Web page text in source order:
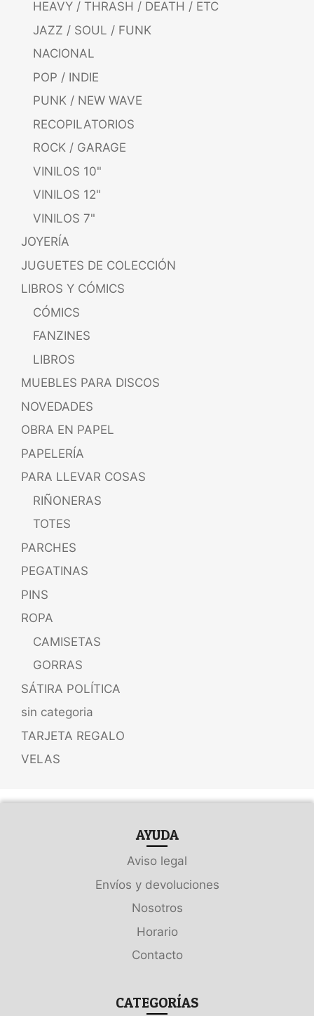
HEAVY / THRASH / DEATH / ETC
JAZZ / SOUL / FUNK
NACIONAL
POP / INDIE
PUNK / NEW WAVE
RECOPILATORIOS
ROCK / GARAGE
VINILOS 10"
VINILOS 12"
VINILOS 7"
JOYERÍA
JUGUETES DE COLECCIÓN
LIBROS Y CÓMICS
CÓMICS
FANZINES
LIBROS
MUEBLES PARA DISCOS
NOVEDADES
OBRA EN PAPEL
PAPELERÍA
PARA LLEVAR COSAS
RIÑONERAS
TOTES
PARCHES
PEGATINAS
PINS
ROPA
CAMISETAS
GORRAS
SÁTIRA POLÍTICA
sin categoria
TARJETA REGALO
VELAS
AYUDA
Aviso legal
Envíos y devoluciones
Nosotros
Horario
Contacto
CATEGORÍAS